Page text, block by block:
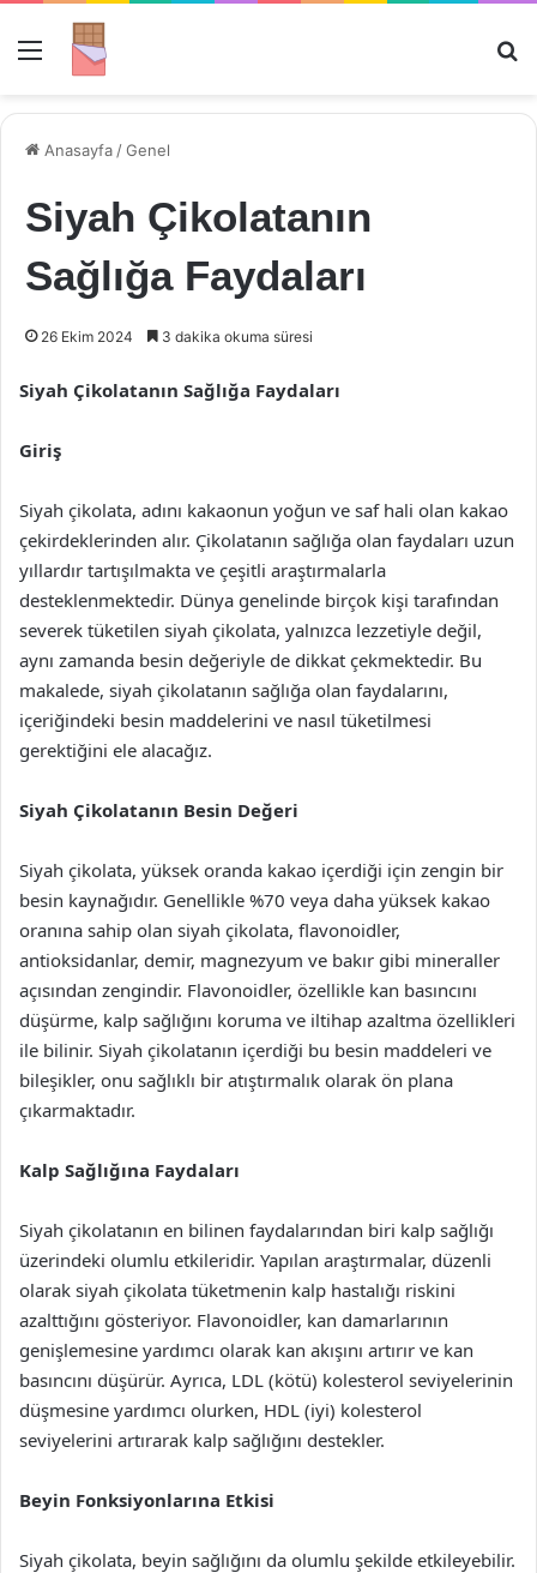
Menü
Anasayfa /Genel
Siyah Çikolatanın
Sağlığa Faydaları
26 Ekim 2024 3 dakika okuma süresi
Siyah Çikolatanın Sağlığa Faydaları
Giriş
Siyah çikolata, adını kakaonun yoğun ve saf hali olan kakao
çekirdeklerinden alır. Çikolatanın sağlığa olan faydaları uzun
yıllardır tartışılmakta ve çeşitli araştırmalarla
desteklenmektedir. Dünya genelinde birçok kişi tarafından
severek tüketilen siyah çikolata, yalnızca lezzetiyle değil,
aynı zamanda besin değeriyle de dikkat çekmektedir. Bu
makalede, siyah çikolatanın sağlığa olan faydalarını,
içeriğindeki besin maddelerini ve nasıl tüketilmesi
gerektiğini ele alacağız.
Siyah Çikolatanın Besin Değeri
Siyah çikolata, yüksek oranda kakao içerdiği için zengin bir
besin kaynağıdır. Genellikle %70 veya daha yüksek kakao
oranına sahip olan siyah çikolata, flavonoidler,
antioksidanlar, demir, magnezyum ve bakır gibi mineraller
açısından zengindir. Flavonoidler, özellikle kan basıncını
düşürme, kalp sağlığını koruma ve iltihap azaltma özellikleri
ile bilinir. Siyah çikolatanın içerdiği bu besin maddeleri ve
bileşikler, onu sağlıklı bir atıştırmalık olarak ön plana
çıkarmaktadır.
Kalp Sağlığına Faydaları
Siyah çikolatanın en bilinen faydalarından biri kalp sağlığı
üzerindeki olumlu etkileridir. Yapılan araştırmalar, düzenli
olarak siyah çikolata tüketmenin kalp hastalığı riskini
azalttığını gösteriyor. Flavonoidler, kan damarlarının
genişlemesine yardımcı olarak kan akışını artırır ve kan
basıncını düşürür. Ayrıca, LDL (kötü) kolesterol seviyelerinin
düşmesine yardımcı olurken, HDL (iyi) kolesterol
seviyelerini artırarak kalp sağlığını destekler.
Beyin Fonksiyonlarına Etkisi
Siyah çikolata, beyin sağlığını da olumlu şekilde etkileyebilir.